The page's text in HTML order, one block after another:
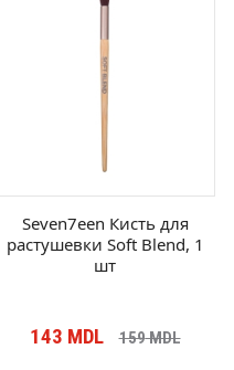
Seven7een Кисть для
растушевки Soft Blend, 1
шт
143 MDL 159MDL